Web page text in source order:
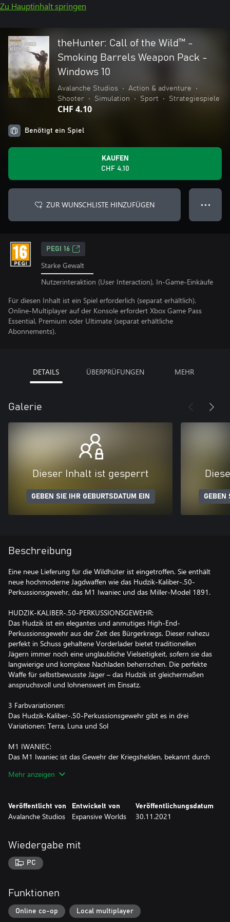
Zu Hauptinhalt springen
theHunter: Call of the Wild™ -
Smoking Barrels Weapon Pack -
Windows 10
Avalanche Studios • Action & adventure
•
Shooter
• Simulation • Sport • Strategiespiele
CHF 4.10
Benötigt ein Spiel
KAUFEN
CHF 4.10
ZUR WUNSCHLISTE HINZUFÜGEN ● ● ●
PEGI 16
Starke Gewalt
Nutzerinteraktion (User Interaction), In-Game-Einkäufe
Für diesen Inhalt ist ein Spiel erforderlich (separat erhältlich).
Online-Multiplayer auf der Konsole erfordert Xbox Game Pass
Essential, Premium oder Ultimate (separat erhältliche
Abonnements).
DETAILS ÜBERPRÜFUNGEN MEHR
Galerie
Dieser Inhalt ist gesperrt
GEBEN SIE IHR GEBURTSDATUM EIN GEBEN
Beschreibung
Eine neue Lieferung für die Wildhüter ist eingetroffen. Sie enthält
neue hochmoderne Jagdwaffen wie das Hudzik-Kaliber-.50-
Perkussionsgewehr, das M1 Iwaniec und das Miller-Model 1891.
HUDZIK-KALIBER-.50-PERKUSSIONSGEWEHR:
Das Hudzik ist ein elegantes und anmutiges High-End-
Perkussionsgewehr aus der Zeit des Bürgerkriegs. Dieser nahezu
perfekt in Schuss gehaltene Vorderlader bietet traditionellen
Jägern immer noch eine unglaubliche Vielseitigkeit, sofern sie das
langwierige und komplexe Nachladen beherrschen. Die perfekte
Waffe für selbstbewusste Jäger – das Hudzik ist gleichermaßen
anspruchsvoll und lohnenswert im Einsatz.
3 Farbvariationen:
Das Hudzik-Kaliber-.50-Perkussionsgewehr gibt es in drei
Variationen: Terra, Luna und Sol
M1 IWANIEC:
Das M1 Iwaniec ist das Gewehr der Kriegshelden, bekannt durch
Laderahmens. Diese zuverlässige, gut ausbalancierte und
gleichermaßen bewährt hat. Pass nur auf, dass du dir beim
Nachladen nicht den Daumen einklemmst!
Das M1 Iwaniec gibt es in drei Variationen: Veteran, Reserve und
Collection
Diese äußerst robuste Unterhebelrepetierschrotflinte steht in der
bietet mit ihren Kaliber-10-Messinggeschossen eine
Mehr anzeigen
Veröffentlicht von
Avalanche Studios
Entwickelt von
Expansive Worlds
Veröffentlichungsdatum
30.11.2021
Wiedergabe mit
PC
Funktionen
Online co-op Local multiplayer